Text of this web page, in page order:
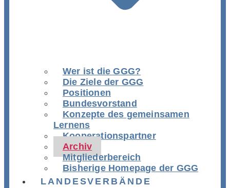
Wer ist die GGG?
Die Ziele der GGG
Positionen
Bundesvorstand
Konzepte des gemeinsamen
Lernens
Kooperationspartner
Archiv
Mitgliederbereich
Bisherige Homepage der GGG
LANDESVERBÄNDE